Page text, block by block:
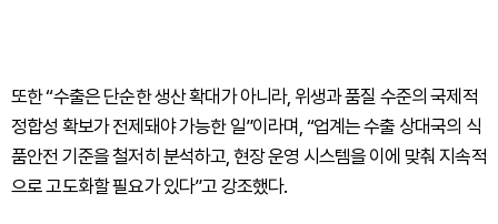
또한 “수출은 단순한 생산 확대가 아니라, 위생과 품질 수준의 국제적
정합성 확보가 전제돼야 가능한 일”이라며, “업계는 수출 상대국의 식
품안전 기준을 철저히 분석하고, 현장 운영 시스템을 이에 맞춰 지속적
으로 고도화할 필요가 있다”고 강조했다.